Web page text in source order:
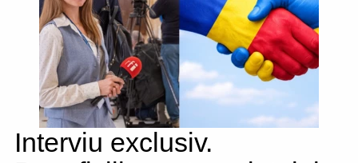
Interviu exclusiv.